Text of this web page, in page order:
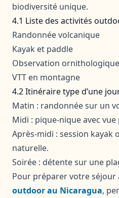
biodiversité unique.
4.1 Liste des activités
Randonnée volcanique
Kayak et paddle
Observation ornithologique
VTT en montagne
4.2 Itinéraire type d’une
Matin : randonnée sur un
Midi : pique-nique avec
Après-midi : session kayak
naturelle.
Soirée : détente sur une
Pour préparer votre séjour
outdoor au Nicaragua,